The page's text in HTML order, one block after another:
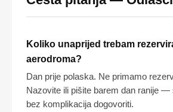
Koliko unaprijed trebam
aerodroma?
Dan prije polaska. Ne primamo
Nazovite ili pišite barem dan ranije
bez komplikacija dogovoriti.